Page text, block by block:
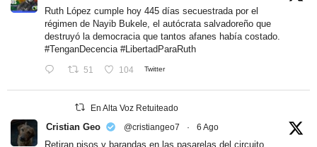
Ruth López cumple hoy 445 días secuestrada por el
régimen de Nayib Bukele, el autócrata salvadoreño que
destruyó la democracia que tantos afanes había costado.
#TenganDecencia #LibertadParaRuth
51 104 Twitter
En Alta Voz Retuiteado
Cristian Geo @cristiangeo7 · 6 Ago
Retiran pisos y barandas en las pasarelas del circuito